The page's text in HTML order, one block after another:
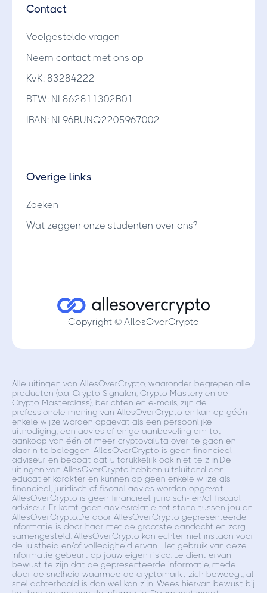
Contact
Veelgestelde vragen
Neem contact met ons op
KvK: 83284222
BTW: NL862811302B01
IBAN: NL96BUNQ2205967002
Overige links
Zoeken
Wat zeggen onze studenten over ons?
Copyright © AllesOverCrypto
Alle uitingen van AllesOverCrypto, waaronder begrepen alle
producten (o.a. Crypto Signalen, Crypto Mastery en de
Crypto Masterclass), berichten en e-mails, zijn de
professionele mening van AllesOverCrypto en kan op géén
enkele wijze worden opgevat als een persoonlijke
uitnodiging, een advies of enige aanbeveling om tot
aankoop van één of meer cryptovaluta over te gaan en
daarin te beleggen. AllesOverCrypto is geen financieel
adviseur en beoogt dat uitdrukkelijk ook niet te zijn.De
uitingen van AllesOverCrypto hebben uitsluitend een
educatief karakter en kunnen op geen enkele wijze als
financieel, juridisch of fiscaal advies worden opgevat.
AllesOverCrypto is geen financieel, juridisch- en/of fiscaal
adviseur. Er komt geen adviesrelatie tot stand tussen jou en
AllesOverCrypto.De door AllesOverCrypto gepresenteerde
informatie is door haar met de grootste aandacht en zorg
samengesteld. AllesOverCrypto kan echter niet instaan voor
de juistheid en/of volledigheid ervan. Het gebruik van deze
informatie gebeurt op jouw eigen risico. Je dient ervan
bewust te zijn dat de gepresenteerde informatie, mede
door de snelheid waarmee de cryptomarkt zich beweegt, al
snel achterhaald is dan wel kan zijn. Wees hiervan bewust bij